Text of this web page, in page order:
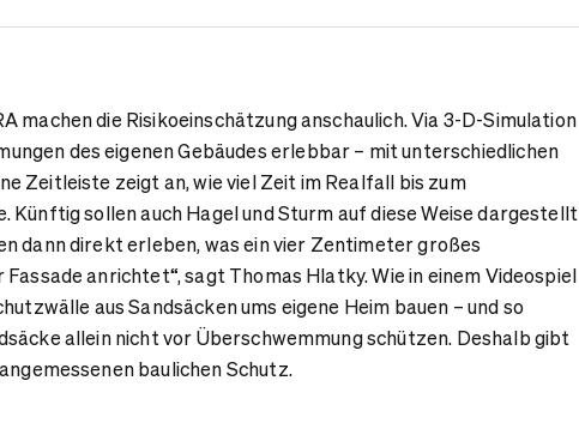
machen die Risikoeinschätzung anschaulich. Via 3-D-Simulation
des eigenen Gebäudes erlebbar – mit unterschiedlichen
Zeitleiste zeigt an, wie viel Zeit im Realfall bis zum
Künftig sollen auch Hagel und Sturm auf diese Weise dargestellt
dann direkt erleben, was ein vier Zentimeter großes
anrichtet“, sagt Thomas Hlatky. Wie in einem Videospiel
aus Sandsäcken ums eigene Heim bauen – und so
allein nicht vor Überschwemmung schützen. Deshalb gibt
baulichen Schutz.